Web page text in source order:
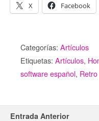
X Facebook
Categorías: Artículos
Etiquetas: Artículos,
software español, Retro
Entrada Anterior